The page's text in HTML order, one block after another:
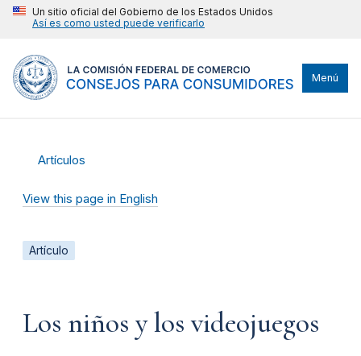
Un sitio oficial del Gobierno de los Estados Unidos
Así es como usted puede verificarlo
Menú
Artículos
View this page in English
Artículo
Los niños y los videojuegos